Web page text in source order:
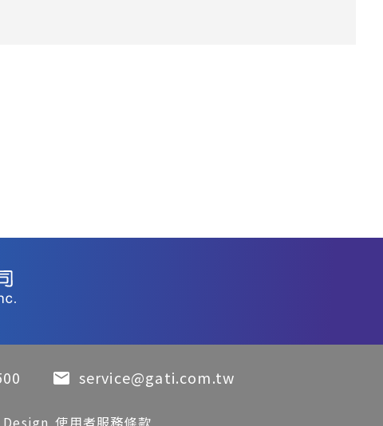
service@gati.com.tw
使用者服務條款